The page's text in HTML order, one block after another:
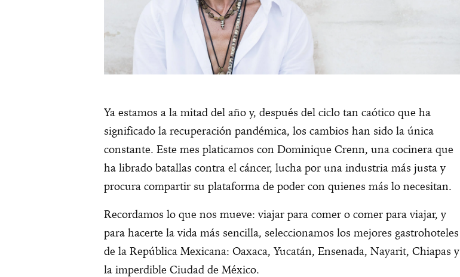
Ya estamos a la mitad del año y, después del ciclo tan caótico que ha
significado la recuperación pandémica, los cambios han sido la única
constante. Este mes platicamos con Dominique Crenn, una cocinera que
ha librado batallas contra el cáncer, lucha por una industria más justa y
procura compartir su plataforma de poder con quienes más lo necesitan.
Recordamos lo que nos mueve: viajar para comer o comer para viajar, y
para hacerte la vida más sencilla, seleccionamos los mejores gastrohoteles
de la República Mexicana: Oaxaca, Yucatán, Ensenada, Nayarit, Chiapas y
la imperdible Ciudad de México.